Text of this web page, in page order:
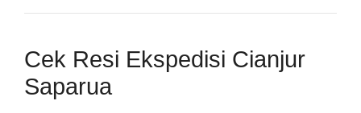
Cek Resi Ekspedisi Cianjur
Saparua